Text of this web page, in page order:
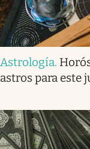
Astrología.
astros para este